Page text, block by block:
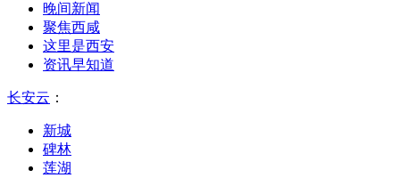
晚间新闻
聚焦西咸
这里是西安
资讯早知道
长安云 ：
新城
碑林
莲湖